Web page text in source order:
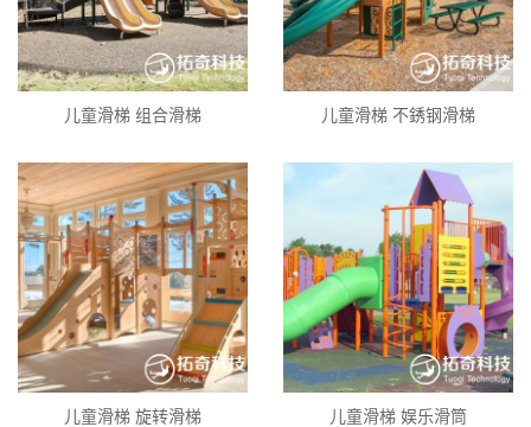
儿童滑梯 组合滑梯 儿童滑梯 不銹钢滑梯
儿童滑梯 旋转滑梯 儿童滑梯 娱乐滑筒